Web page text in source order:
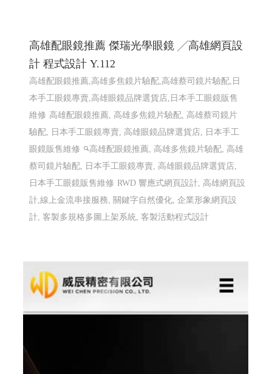
高雄配眼鏡推薦,高雄多焦鏡片驗配,高雄蔡司鏡片驗配,日